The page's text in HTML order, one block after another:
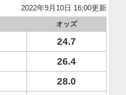
2022年9月10日 16:00更新
オッズ
24.7
26.4
28.0